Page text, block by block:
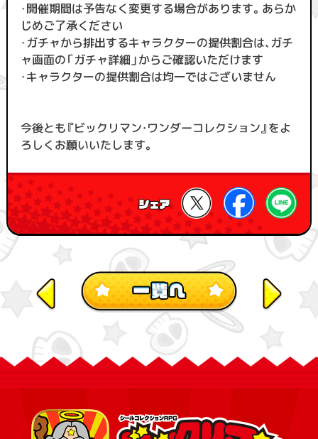
・開催期間は予告なく変更する場合があります。あらか
じめご了承ください
・ ガチャから排出するキャラクターの提供割合は、ガチ
ャ画面の「ガチャ詳細」からご確認いただけます
・キャラクターの提供割合は均一ではございません
今後とも『ビックリマン・ワンダーコレクション』をよ
ろしくお願いいたします。